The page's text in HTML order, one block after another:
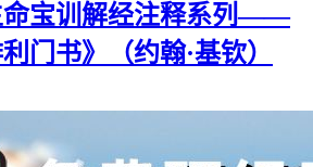
命宝训解经注释系列——
门书》（约翰·基钦）